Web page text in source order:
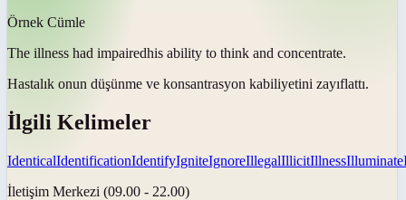
Örnek Cümle
The illness had impairedhis ability to think and concentrate.
Hastalık onun düşünme ve konsantrasyon kabiliyetini zayıflattı.
İlgili Kelimeler
IdenticalIdentificationIdentifyIgniteIgnoreIllegalIllicitIllnessIlluminate
İletişim Merkezi (09.00 - 22.00)